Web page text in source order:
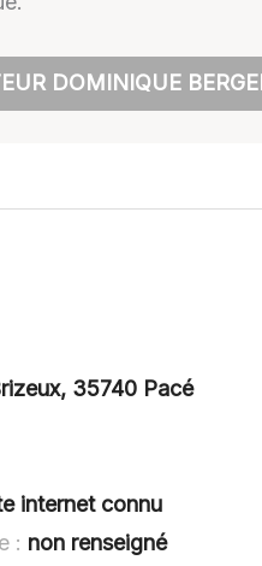
DOMINIQUE
35740 Pacé
internet connu
: non renseigné